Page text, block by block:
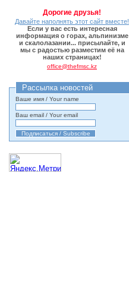
Дорогие друзья!
Давайте наполнять этот сайт вместе!
Если у вас есть интересная
информация о горах, альпинизме
и скалолазании... присылайте, и
мы с радостью разместим её на
наших страницах!
office@thefmsc.kz
Рассылка новостей
Ваше имя / Your name
Ваш email / Your email